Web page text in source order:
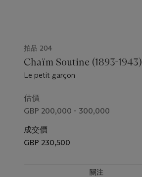
拍品 204
Chaïm Soutine (1893-1943)
Le petit garçon
估價
GBP 200,000 - 300,000
成交價
GBP 230,500
關注